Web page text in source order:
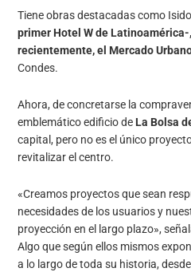
Tiene obras destacadas como
primer Hotel W de
recientemente, el Mercado
Condes.
Ahora, de concretarse la
emblemático edificio de La Bolsa
capital, pero no es el único
revitalizar el centro.
«Creamos proyectos que sean
necesidades de los usuarios y
proyección en el largo plazo»,
Algo que según ellos mismos
a lo largo de toda su historia,